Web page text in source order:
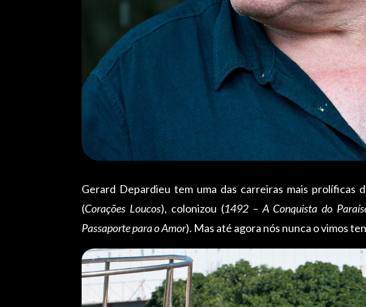
Gerard Depardieu tem uma das carreiras mais prolíficas
(Corações Loucos), colonizou (1492 – A Conquista do
Passaporte para o Amor). Mas até agora nós nunca o vimos